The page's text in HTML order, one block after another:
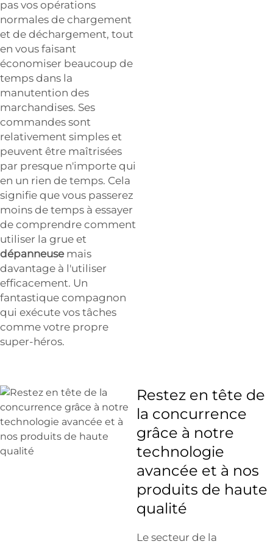
pas vos opérations
normales de chargement
et de déchargement, tout
en vous faisant
économiser beaucoup de
temps dans la
manutention des
marchandises. Ses
commandes sont
relativement simples et
peuvent être maîtrisées
par presque n'importe qui
en un rien de temps. Cela
signifie que vous passerez
moins de temps à essayer
de comprendre comment
utiliser la grue et
dépanneuse mais
davantage à l'utiliser
efficacement. Un
fantastique compagnon
qui exécute vos tâches
comme votre propre
super-héros.
Restez en tête de
la concurrence
grâce à notre
technologie
avancée et à nos
produits de haute
qualité
Le secteur de la